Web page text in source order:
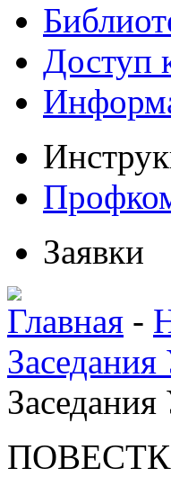
Доступ
Заявки
Главная -
Заседания